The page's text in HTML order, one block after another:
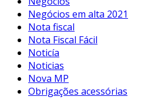
Negócios em alta 2021
Nota fiscal
Nota Fiscal Fácil
Noticía
Noticias
Nova MP
Obrigações acessórias